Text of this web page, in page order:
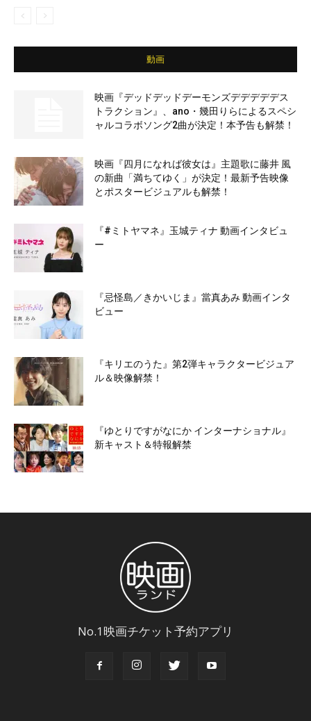
動画
映画『デッドデッドデーモンズデデデデデス
トラクション』、ano・幾田りらによるスペシ
ャルコラボソング2曲が決定！本予告も解禁！
映画『四月になれば彼女は』主題歌に藤井 風
の新曲「満ちてゆく」が決定！最新予告映像
とポスタービジュアルも解禁！
『#ミトヤマネ』玉城ティナ 動画インタビュ
ー
『忌怪島／きかいじま』當真あみ 動画インタ
ビュー
『キリエのうた』第2弾キャラクタービジュア
ル＆映像解禁！
『ゆとりですがなにか インターナショナル』
新キャスト＆特報解禁
No.1映画チケット予約アプリ